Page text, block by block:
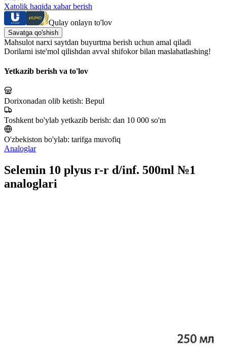
Xatolik haqida xabar berish
Qulay onlayn to'lov
Savatga qo'shish
Mahsulot narxi saytdan buyurtma berish uchun amal qiladi
Dorilarni iste'mol qilishdan avval shifokor bilan maslahatlashing!
Yetkazib berish va to'lov
Dorixonadan olib ketish: Bepul
Toshkent bo'ylab yetkazib berish: dan 10 000 so'm
O'zbekiston bo'ylab: tarifga muvofiq
Analoglar
Selemin 10 plyus r-r d/inf. 500ml №1
analoglari